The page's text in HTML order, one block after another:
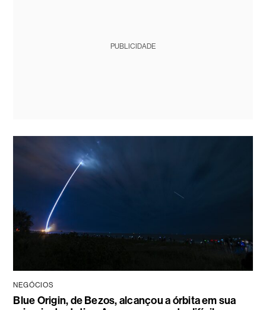
PUBLICIDADE
NEGÓCIOS
Blue Origin, de Bezos, alcançou a órbita em sua